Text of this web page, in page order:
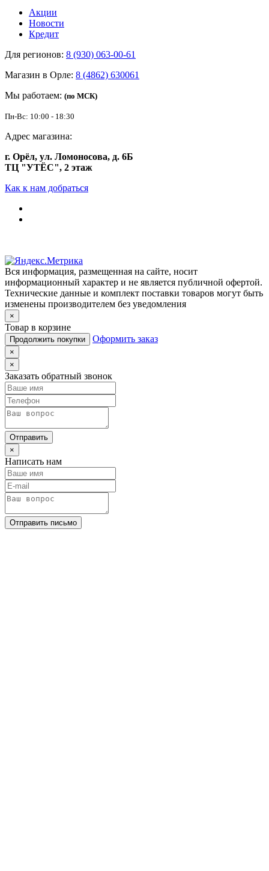
Акции
Новости
Кредит
Для регионов: 8 (930) 063-00-61
Магазин в Орле: 8 (4862) 630061
Мы работаем: (по МСК)
Пн-Вс: 10:00 - 18:30
Адрес магазина:
г. Орёл, ул. Ломоносова, д. 6Б
ТЦ "УТЁС", 2 этаж
Как к нам добраться
Вся информация, размещенная на сайте, носит
информационный характер и не является публичной офертой.
Технические данные и комплект поставки товаров могут быть
изменены производителем без уведомления
×
Товар в корзине
Продолжить покупки Оформить заказ
×
×
Заказать обратный звонок
Отправить
×
Написать нам
Отправить письмо